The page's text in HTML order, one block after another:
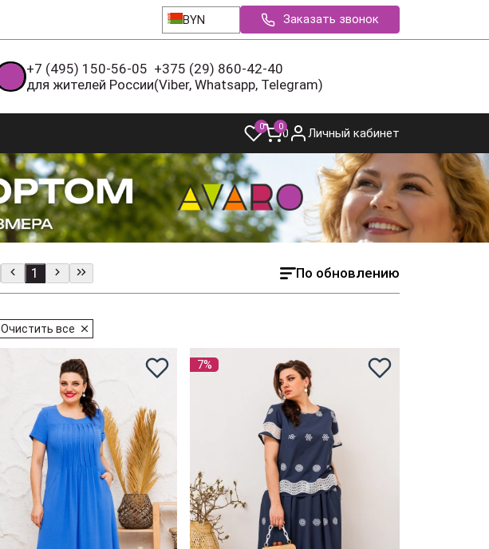
BYN Заказать звонок
+7 (495) 150-56-05
для жителей России
+375 (29) 860-42-40
(Viber, Whatsapp, Telegram)
0 00 Личный кабинет
По обновлению
1
Очистить все
7%